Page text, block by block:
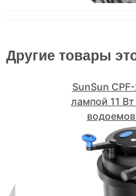
Другие товары
SunSun
лампой 11